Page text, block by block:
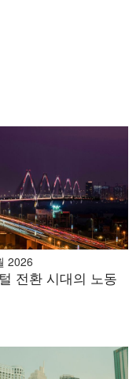
2026
전환 시대의 노동